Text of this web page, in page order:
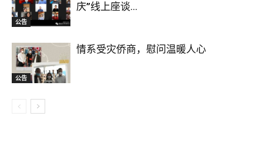
公告
庆”线上座谈...
公告
情系受灾侨商，慰问温暖人心